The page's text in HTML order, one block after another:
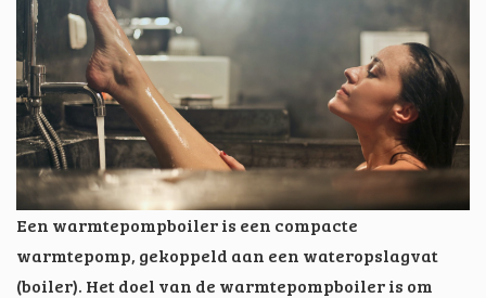
Een warmtepompboiler is een compacte
warmtepomp, gekoppeld aan een wateropslagvat
(boiler). Het doel van de warmtepompboiler is om